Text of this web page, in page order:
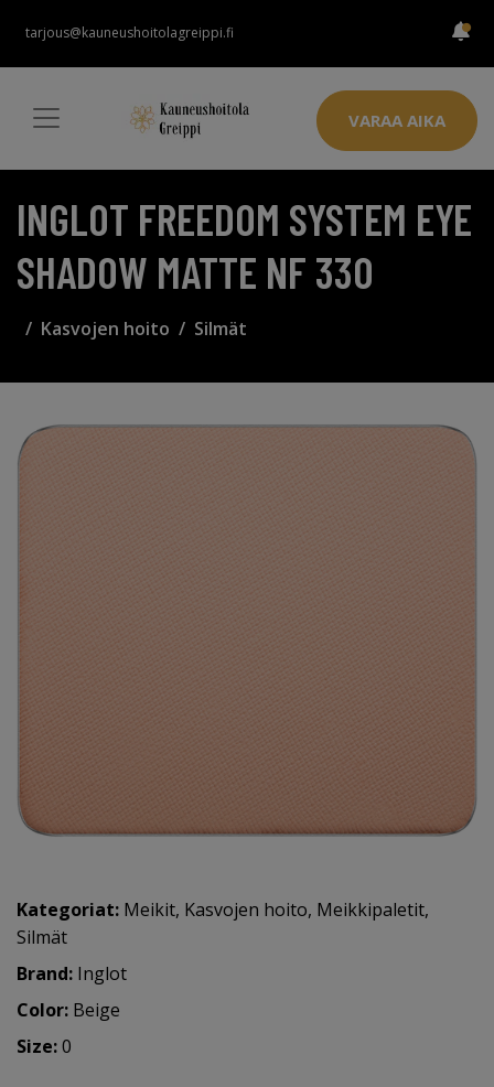
tarjous@kauneushoitolagreippi.fi
VARAA AIKA
INGLOT FREEDOM SYSTEM EYE
SHADOW MATTE NF 330
Kasvojen hoito Silmät
Kategoriat: Meikit, Kasvojen hoito, Meikkipaletit,
Silmät
Brand: Inglot
Color: Beige
Size:0